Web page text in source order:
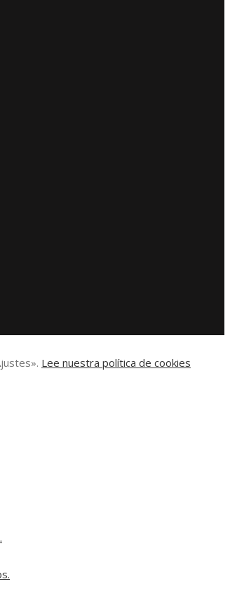
Lee nuestra política de cookies